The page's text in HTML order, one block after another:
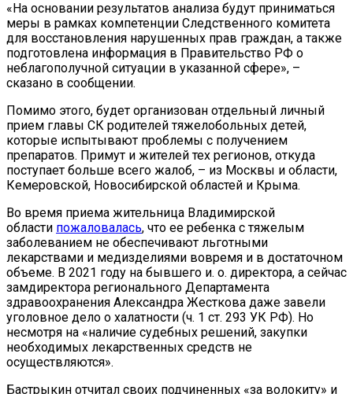
«На основании результатов анализа будут приниматься
меры в рамках компетенции Следственного комитета
для восстановления нарушенных прав граждан, а также
подготовлена информация в Правительство РФ о
неблагополучной ситуации в указанной сфере», –
сказано в сообщении.
Помимо этого, будет организован отдельный личный
прием главы СК родителей тяжелобольных детей,
которые испытывают проблемы с получением
препаратов. Примут и жителей тех регионов, откуда
поступает больше всего жалоб, – из Москвы и области,
Кемеровской, Новосибирской областей и Крыма.
Во время приема жительница Владимирской
области пожаловалась, что ее ребенка с тяжелым
заболеванием не обеспечивают льготными
лекарствами и медизделиями вовремя и в достаточном
объеме. В 2021 году на бывшего и. о. директора, а сейчас
замдиректора регионального Департамента
здравоохранения Александра Жесткова даже завели
уголовное дело о халатности (ч. 1 ст. 293 УК РФ). Но
несмотря на «наличие судебных решений, закупки
необходимых лекарственных средств не
осуществляются».
Бастрыкин отчитал своих подчиненных «за волокиту» и